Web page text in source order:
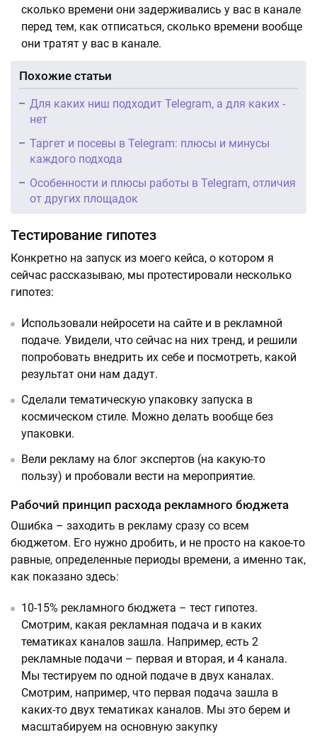
сколько времени они задерживались у вас в канале
перед тем, как отписаться, сколько времени вообще
они тратят у вас в канале.
Похожие статьи
Для каких ниш подходит Telegram, а для каких -
нет
Таргет и посевы в Telegram: плюсы и минусы
каждого подхода
Особенности и плюсы работы в Telegram, отличия
от других площадок
Тестирование гипотез
Конкретно на запуск из моего кейса, о котором я
сейчас рассказываю, мы протестировали несколько
гипотез:
Использовали нейросети на сайте и в рекламной
подаче. Увидели, что сейчас на них тренд, и решили
попробовать внедрить их себе и посмотреть, какой
результат они нам дадут.
Сделали тематическую упаковку запуска в
космическом стиле. Можно делать вообще без
упаковки.
Вели рекламу на блог экспертов (на какую-то
пользу) и пробовали вести на мероприятие.
Рабочий принцип расхода рекламного бюджета
Ошибка – заходить в рекламу сразу со всем
бюджетом. Его нужно дробить, и не просто на какое-то
равные, определенные периоды времени, а именно так,
как показано здесь:
10-15% рекламного бюджета – тест гипотез.
Смотрим, какая рекламная подача и в каких
тематиках каналов зашла. Например, есть 2
рекламные подачи – первая и вторая, и 4 канала.
Мы тестируем по одной подаче в двух каналах.
Смотрим, например, что первая подача зашла в
каких-то двух тематиках каналов. Мы это берем и
масштабируем на основную закупку